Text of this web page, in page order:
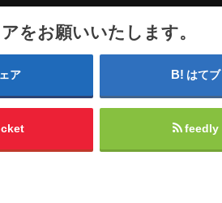
をお願いいたします。
ア はてブ
feedly